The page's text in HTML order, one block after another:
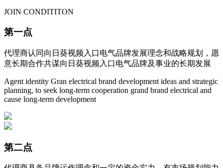
JOIN CONDITITON
第一点
代理商认同向日葵视频入口电气品牌发展理念和战略规划，愿
意长期合作共谋向日葵视频入口电气品牌及事业的长期发展
Agent identity Gran electrical brand development ideas and strategic
planning, to seek long-term cooperation grand brand electrical and
cause long-term development
第二点